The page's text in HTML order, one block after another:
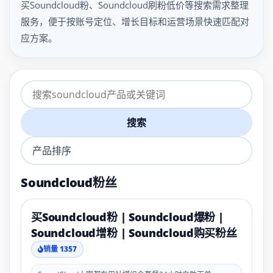
买Soundcloud粉、Soundcloud刷粉低价等搜索需求整理
服务，便于按账号定位、增长目标和运营场景快速匹配对
应方案。
搜索
Soundcloud粉丝
买Soundcloud粉 | Soundcloud爆粉 |
Soundcloud增粉 | Soundcloud购买粉丝
销量 1357